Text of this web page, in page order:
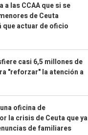
a las CCAA que si se
de Ceuta
que actuar de oficio
casi 6,5 millones de
"reforzar" la atención a
oficina de
la crisis de Ceuta que ya
de familiares